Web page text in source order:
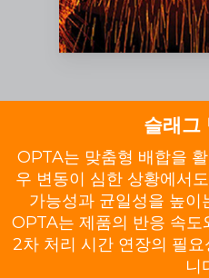
슬래그
OPTA는 맞춤형 배합을
우 변동이 심한 상황에서
가능성과 균일성을 높이
OPTA는 제품의 반응 속도
2차 처리 시간 연장의 필
니